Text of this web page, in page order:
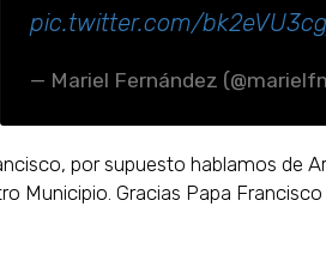
pic.twitter.com/
— Mariel Fernández
por supuesto hablamos de
Municipio. Gracias Papa